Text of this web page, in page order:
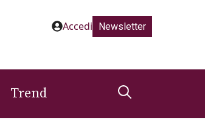
Accedi Newsletter
Trend